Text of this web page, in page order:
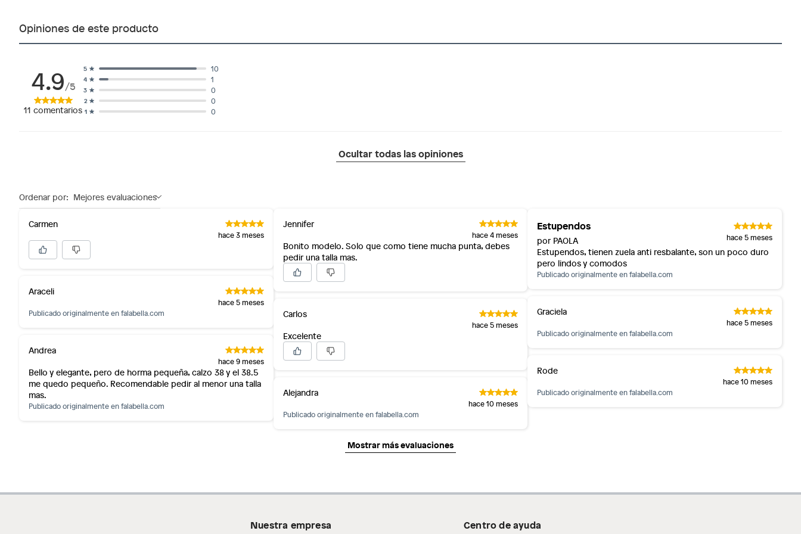
Productos hechos a medida.
Productos que hayan sido previamente instalados.
Baterías de auto.
Motocicletas y bicicletas motorizadas.
Opiniones de este producto
4.9/5
11 comentarios 1 0
2 0
3 0
4 1
5 10
Ocultar todas las opiniones
Ordenar por: Mejores evaluaciones
Carmen
hace 3 meses
Araceli
hace 5 meses
Publicado originalmente enfalabella.com
Andrea
hace 9 meses
Bello y elegante, pero de horma pequeña, calzo 38 y el 38.5
me quedo pequeño. Recomendable pedir al menor una talla
mas.
Publicado originalmente enfalabella.com
Jennifer
hace 4 meses
Bonito modelo. Solo que como tiene mucha punta, debes
pedir una talla mas.
Carlos
hace 5 meses
Excelente
Alejandra
hace 10 meses
Publicado originalmente enfalabella.com
Estupendos
por PAOLA hace 5 meses
Estupendos, tienen zuela anti resbalante, son un poco duro
pero lindos y comodos
Publicado originalmente enfalabella.com
Graciela
hace 5 meses
Publicado originalmente enfalabella.com
Rode
hace 10 meses
Publicado originalmente enfalabella.com
Mostrar más evaluaciones
Nuestra empresa Centro de ayuda